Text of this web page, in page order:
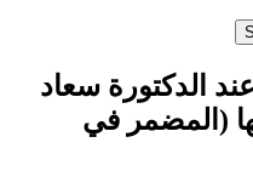
عند الدكتورة سعاد
(المضمر في